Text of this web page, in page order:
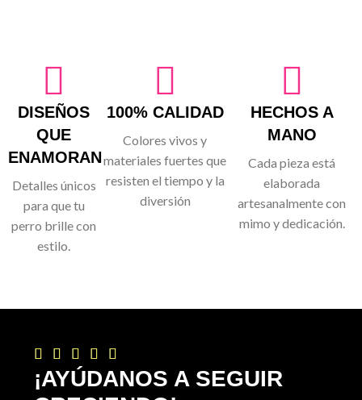
DISEÑOS
QUE
ENAMORAN
Detalles únicos
para que tu
perro brille con
estilo.
100% CALIDAD
Colores vivos y
materiales fuertes que
resisten el tiempo y la
diversión
HECHOS A
MANO
Cada pieza está
elaborada
artesanalmente con
mimo y dedicación.
    
¡AYÚDANOS A SEGUIR